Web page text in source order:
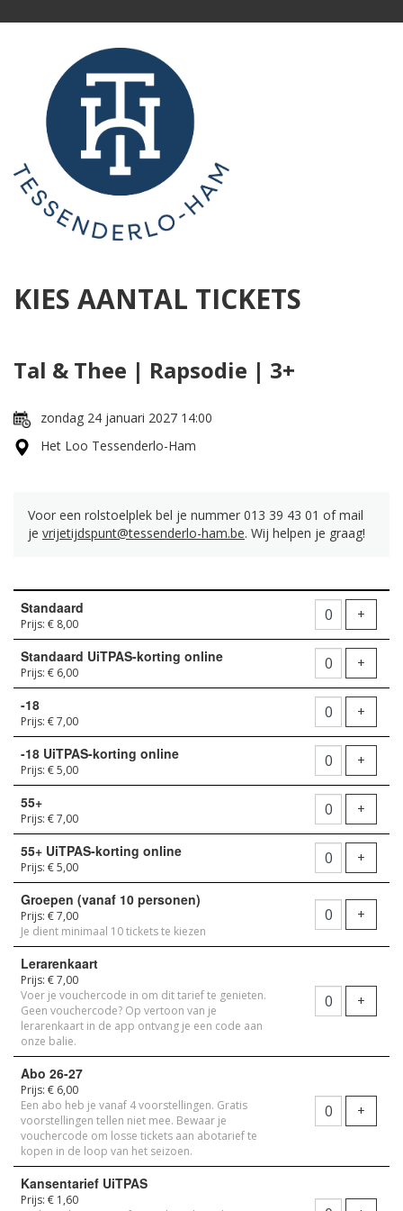
KIES AANTAL TICKETS
Tal & Thee | Rapsodie | 3+
zondag 24 januari 2027 14:00
Het Loo Tessenderlo-Ham
Voor een rolstoelplek bel je nummer 013 39 43 01 of mail
je vrijetijdspunt@tessenderlo-ham.be. Wij helpen je graag!
Aantal
tickets
Standaard
Prijs: € 8,00
+
Standaard UiTPAS-korting online
Prijs: € 6,00
+
-18
Prijs: € 7,00
+
-18 UiTPAS-korting online
Prijs: € 5,00
+
55+
Prijs: € 7,00
+
55+ UiTPAS-korting online
Prijs: € 5,00
+
Groepen (vanaf 10 personen)
Prijs: € 7,00
Je dient minimaal 10 tickets te kiezen
+
Lerarenkaart
Prijs: € 7,00
Voer je vouchercode in om dit tarief te genieten.
Geen vouchercode? Op vertoon van je
lerarenkaart in de app ontvang je een code aan
onze balie.
+
Abo 26-27
Prijs: € 6,00
Een abo heb je vanaf 4 voorstellingen. Gratis
voorstellingen tellen niet mee. Bewaar je
vouchercode om losse tickets aan abotarief te
kopen in de loop van het seizoen.
+
Kansentarief UiTPAS
Prijs: € 1,60